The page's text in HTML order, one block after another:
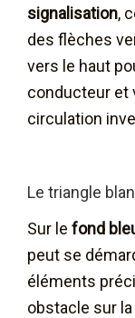
signalisation,
des flèches
vers le haut
conducteur et
circulation
Le triangle
Sur le fond
peut se
éléments
obstacle sur